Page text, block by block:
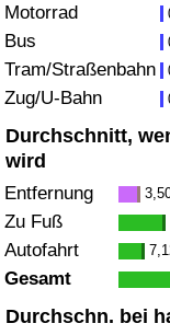
Motorrad
Bus
Tram/Straßenbahn
Zug/U-Bahn
Durchschnitt,
wird
Entfernung
Zu Fuß
Autofahrt
Gesamt
Durchschn. bei